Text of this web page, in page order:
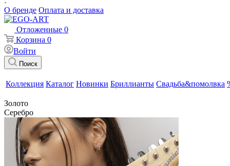
О бренде Оплата и доставка
Отложенные 0
Корзина 0
Войти
Поиск
Коллекция Каталог Новинки Бриллианты Свадьба&помолвка
Золото
Серебро